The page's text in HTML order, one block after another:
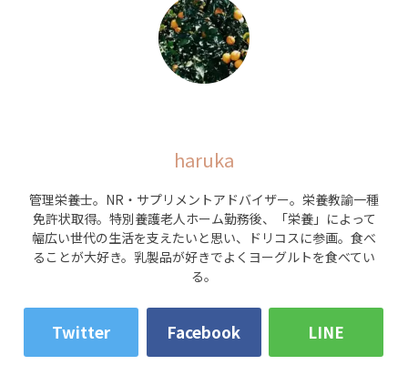
haruka
管理栄養士。NR・サプリメントアドバイザー。栄養教諭一種
免許状取得。特別養護老人ホーム勤務後、「栄養」によって
幅広い世代の生活を支えたいと思い、ドリコスに参画。食べ
ることが大好き。乳製品が好きでよくヨーグルトを食べてい
る。
Twitter Facebook LINE